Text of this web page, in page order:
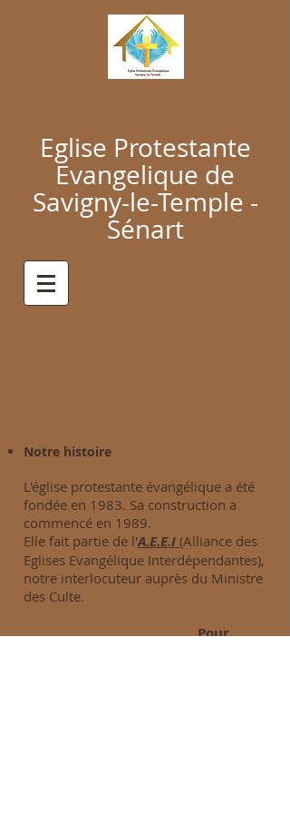
Eglise Protestante
Evangelique de
Savigny-le-Temple -
Sénart
Notre histoire
L'église protestante évangélique a été
fondée en 1983. Sa construction a
commencé en 1989.
Elle fait partie de l'A.E.E.I (Alliance des
Eglises Evangélique Interdépendantes),
notre interlocuteur auprès du Ministre
des Culte.
Pour